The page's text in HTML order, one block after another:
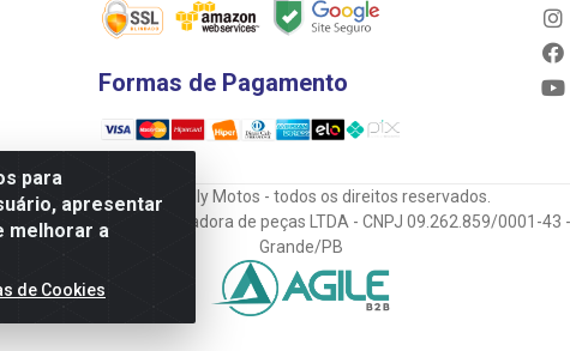
para
apresentar
melhorar a
de Cookies
Formas de Pagamento
© 2023 Rally Motos - todos os direitos reservados.
importadora e transportadora de peças LTDA - CNPJ 09.262.859/0001-43
Grande/PB